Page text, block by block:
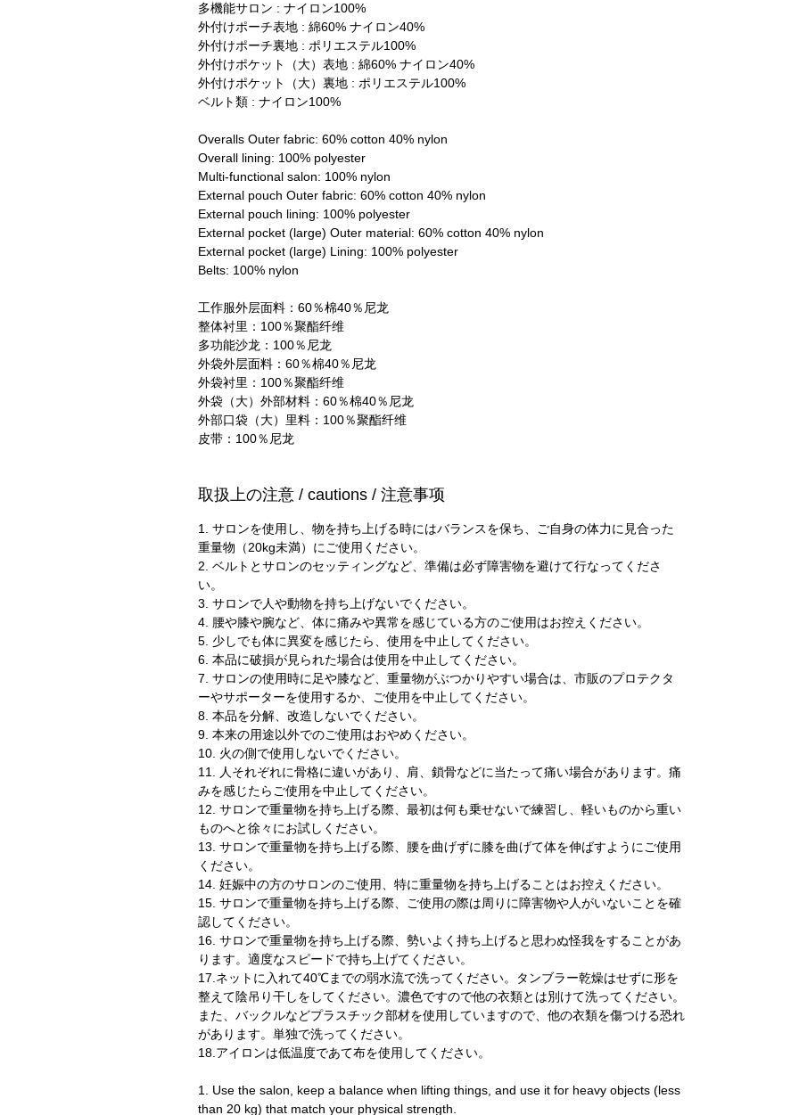
多機能サロン : ナイロン100%
外付けポーチ表地 : 綿60% ナイロン40%
外付けポーチ裏地 : ポリエステル100%
外付けポケット（大）表地 : 綿60% ナイロン40%
外付けポケット（大）裏地 : ポリエステル100%
ベルト類 : ナイロン100%
Overalls Outer fabric: 60% cotton 40% nylon
Overall lining: 100% polyester
Multi-functional salon: 100% nylon
External pouch Outer fabric: 60% cotton 40% nylon
External pouch lining: 100% polyester
External pocket (large) Outer material: 60% cotton 40% nylon
External pocket (large) Lining: 100% polyester
Belts: 100% nylon
工作服外层面料：60％棉40％尼龙
整体衬里：100％聚酯纤维
多功能沙龙：100％尼龙
外袋外层面料：60％棉40％尼龙
外袋衬里：100％聚酯纤维
外袋（大）外部材料：60％棉40％尼龙
外部口袋（大）里料：100％聚酯纤维
皮带：100％尼龙
取扱上の注意 / cautions / 注意事项
1. サロンを使用し、物を持ち上げる時にはバランスを保ち、ご自身の体力に見合った
重量物（20kg未満）にご使用ください。
2. ベルトとサロンのセッティングなど、準備は必ず障害物を避けて行なってくださ
い。
3. サロンで人や動物を持ち上げないでください。
4. 腰や膝や腕など、体に痛みや異常を感じている方のご使用はお控えください。
5. 少しでも体に異変を感じたら、使用を中止してください。
6. 本品に破損が見られた場合は使用を中止してください。
7. サロンの使用時に足や膝など、重量物がぶつかりやすい場合は、市販のプロテクタ
ーやサポーターを使用するか、ご使用を中止してください。
8. 本品を分解、改造しないでください。
9. 本来の用途以外でのご使用はおやめください。
10. 火の側で使用しないでください。
11. 人それぞれに骨格に違いがあり、肩、鎖骨などに当たって痛い場合があります。痛
みを感じたらご使用を中止してください。
12. サロンで重量物を持ち上げる際、最初は何も乗せないで練習し、軽いものから重い
ものへと徐々にお試しください。
13. サロンで重量物を持ち上げる際、腰を曲げずに膝を曲げて体を伸ばすようにご使用
ください。
14. 妊娠中の方のサロンのご使用、特に重量物を持ち上げることはお控えください。
15. サロンで重量物を持ち上げる際、ご使用の際は周りに障害物や人がいないことを確
認してください。
16. サロンで重量物を持ち上げる際、勢いよく持ち上げると思わぬ怪我をすることがあ
ります。適度なスピードで持ち上げてください。
17.ネットに入れて40℃までの弱水流で洗ってください。タンブラー乾燥はせずに形を
整えて陰吊り干しをしてください。濃色ですので他の衣類とは別けて洗ってください。
また、バックルなどプラスチック部材を使用していますので、他の衣類を傷つける恐れ
があります。単独で洗ってください。
18.アイロンは低温度であて布を使用してください。
1. Use the salon, keep a balance when lifting things, and use it for heavy objects (less
than 20 kg) that match your physical strength.